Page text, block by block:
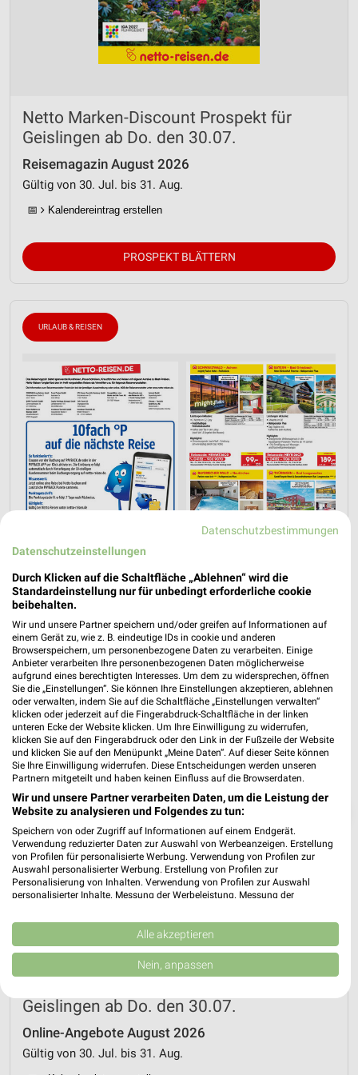
Netto Marken-Discount Prospekt für
Geislingen ab Do. den 30.07.
Reisemagazin August 2026
Gültig von 30. Jul. bis 31. Aug.
📅 Kalendereintrag erstellen
PROSPEKT BLÄTTERN
URLAUB & REISEN
Jetzt alle "Urlaub & Reisen" Themen entdecken!
Geislingen ab Do. den 30.07.
Online-Angebote August 2026
Gültig von 30. Jul. bis 31. Aug.
Datenschutzbestimmungen
Datenschutzeinstellungen
Durch Klicken auf die Schaltfläche „Ablehnen“ wird die
Standardeinstellung nur für unbedingt erforderliche cookie
beibehalten.
Wir und unsere Partner speichern und/oder greifen auf Informationen auf
einem Gerät zu, wie z. B. eindeutige IDs in cookie und anderen
Browserspeichern, um personenbezogene Daten zu verarbeiten. Einige
Anbieter verarbeiten Ihre personenbezogenen Daten möglicherweise
aufgrund eines berechtigten Interesses. Um dem zu widersprechen, öffnen
Sie die „Einstellungen“. Sie können Ihre Einstellungen akzeptieren, ablehnen
oder verwalten, indem Sie auf die Schaltfläche „Einstellungen verwalten“
klicken oder jederzeit auf die Fingerabdruck-Schaltfläche in der linken
unteren Ecke der Website klicken. Um Ihre Einwilligung zu widerrufen,
klicken Sie auf den Fingerabdruck oder den Link in der Fußzeile der Website
und klicken Sie auf den Menüpunkt „Meine Daten“. Auf dieser Seite können
Sie Ihre Einwilligung widerrufen. Diese Entscheidungen werden unseren
Partnern mitgeteilt und haben keinen Einfluss auf die Browserdaten.
Wir und unsere Partner verarbeiten Daten, um die Leistung der
Website zu analysieren und Folgendes zu tun:
Speichern von oder Zugriff auf Informationen auf einem Endgerät.
Verwendung reduzierter Daten zur Auswahl von Werbeanzeigen. Erstellung
von Profilen für personalisierte Werbung. Verwendung von Profilen zur
Auswahl personalisierter Werbung. Erstellung von Profilen zur
Personalisierung von Inhalten. Verwendung von Profilen zur Auswahl
personalisierter Inhalte. Messung der Werbeleistung. Messung der
Kombinationen von Daten aus verschiedenen Quellen. Entwicklung und
Verbesserung der Angebote. Verwendung reduzierter Daten zur Auswahl
von Inhalten.
Daten können außerhalb der Europäischen Union weitergegeben und in die
Website/App.
Wir nutzen Ihre Daten für folgende Zwecke:
IAB-Verarbeitungszwecke:
Alle akzeptieren
Nein, anpassen